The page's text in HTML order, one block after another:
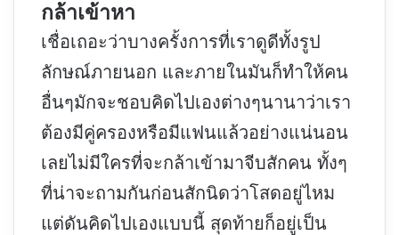
กล้าเข้าหา
เชื่อเถอะว่าบางครั้งการที่เราดูดีทั้งรูป
ลักษณ์ภายนอก และภายในมันก็ทำให้คน
อื่นๆมักจะชอบคิดไปเองต่างๆนานาว่าเรา
ต้องมีคู่ครองหรือมีแฟนแล้วอย่างแน่นอน
เลยไม่มีใครที่จะกล้าเข้ามาจีบสักคน ทั้งๆ
ที่น่าจะถามกันก่อนสักนิดว่าโสดอยู่ไหม
แต่ดันคิดไปเองแบบนี้ สุดท้ายก็อยู่เป็น